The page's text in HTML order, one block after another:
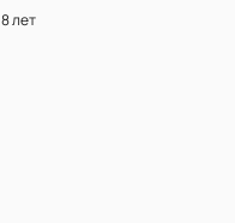
8 лет